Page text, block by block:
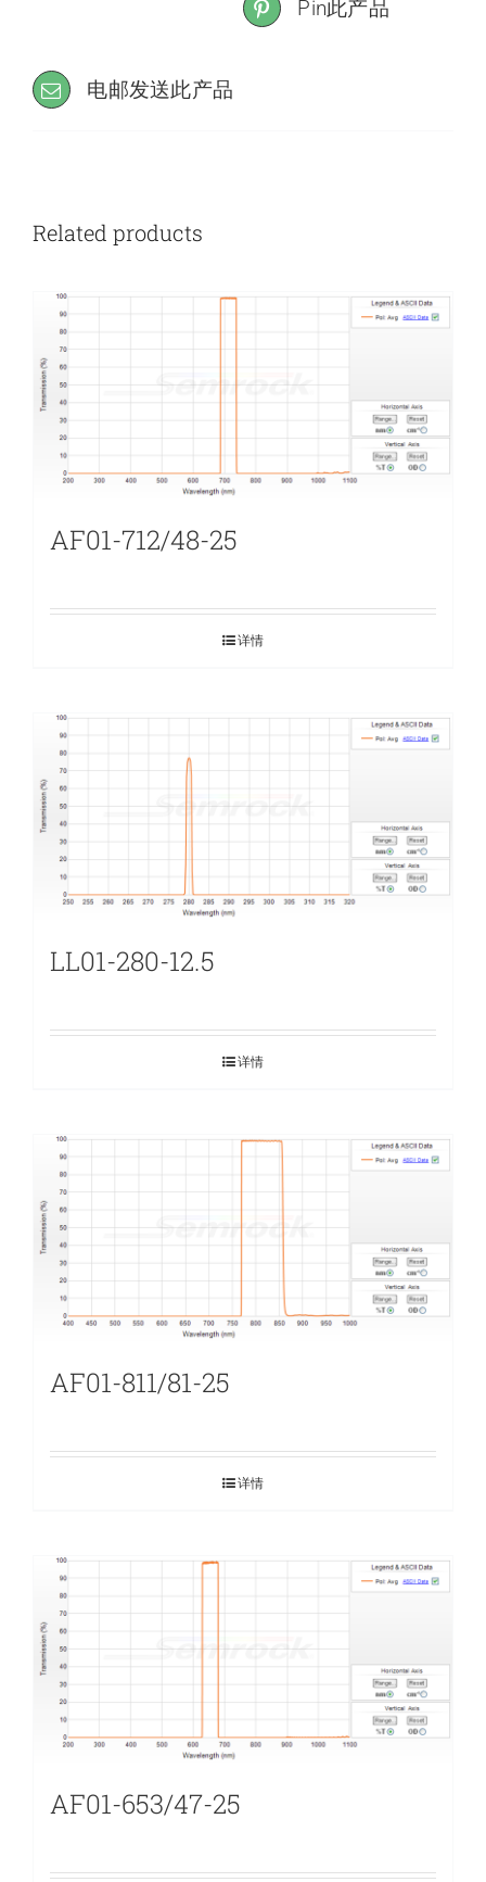
Pin此产品
电邮发送此产品
Related products
AF01-712/48-25
详情
LL01-280-12.5
详情
AF01-811/81-25
详情
AF01-653/47-25